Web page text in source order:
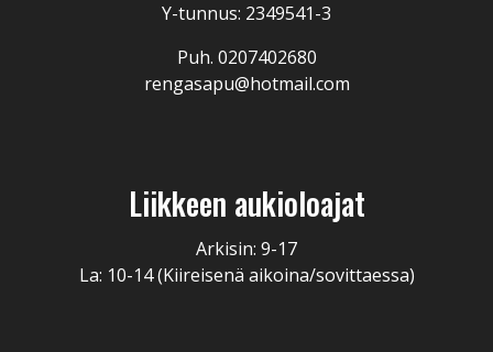
Y-tunnus: 2349541-3
Puh. 0207402680
rengasapu@hotmail.com
Liikkeen aukioloajat
Arkisin: 9-17
La: 10-14 (Kiireisenä aikoina/sovittaessa)